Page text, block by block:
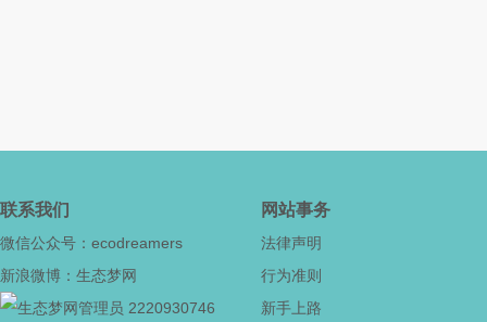
联系我们
微信公众号：ecodreamers
新浪微博：生态梦网
2220930746
网站事务
法律声明
行为准则
新手上路